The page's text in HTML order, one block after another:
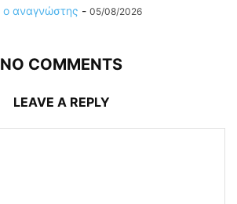
ο αναγνώστης - 05/08/2026
NO COMMENTS
LEAVE A REPLY